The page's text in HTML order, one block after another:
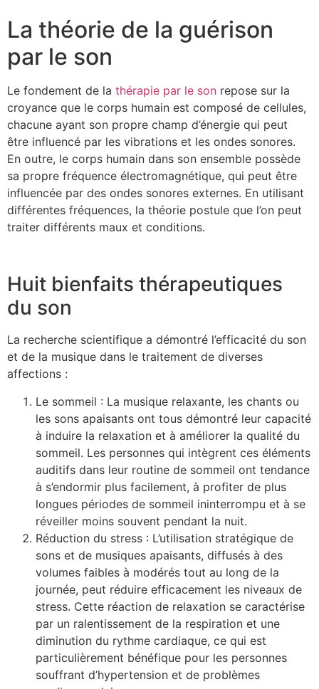
La théorie de la guérison
par le son
Le fondement de la thérapie par le son repose sur la
croyance que le corps humain est composé de cellules,
chacune ayant son propre champ d’énergie qui peut
être influencé par les vibrations et les ondes sonores.
En outre, le corps humain dans son ensemble possède
sa propre fréquence électromagnétique, qui peut être
influencée par des ondes sonores externes. En utilisant
différentes fréquences, la théorie postule que l’on peut
traiter différents maux et conditions.
Huit bienfaits thérapeutiques
du son
La recherche scientifique a démontré l’efficacité du son
et de la musique dans le traitement de diverses
affections :
Le sommeil : La musique relaxante, les chants ou
les sons apaisants ont tous démontré leur capacité
à induire la relaxation et à améliorer la qualité du
sommeil. Les personnes qui intègrent ces éléments
auditifs dans leur routine de sommeil ont tendance
à s’endormir plus facilement, à profiter de plus
longues périodes de sommeil ininterrompu et à se
réveiller moins souvent pendant la nuit.
Réduction du stress : L’utilisation stratégique de
sons et de musiques apaisants, diffusés à des
volumes faibles à modérés tout au long de la
journée, peut réduire efficacement les niveaux de
stress. Cette réaction de relaxation se caractérise
par un ralentissement de la respiration et une
diminution du rythme cardiaque, ce qui est
particulièrement bénéfique pour les personnes
souffrant d’hypertension et de problèmes